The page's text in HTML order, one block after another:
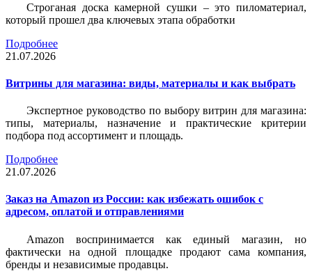
Строганая доска камерной сушки – это пиломатериал,
который прошел два ключевых этапа обработки
Подробнее
21.07.2026
Витрины для магазина: виды, материалы и как выбрать
Экспертное руководство по выбору витрин для магазина:
типы, материалы, назначение и практические критерии
подбора под ассортимент и площадь.
Подробнее
21.07.2026
Заказ на Amazon из России: как избежать ошибок с
адресом, оплатой и отправлениями
Amazon воспринимается как единый магазин, но
фактически на одной площадке продают сама компания,
бренды и независимые продавцы.